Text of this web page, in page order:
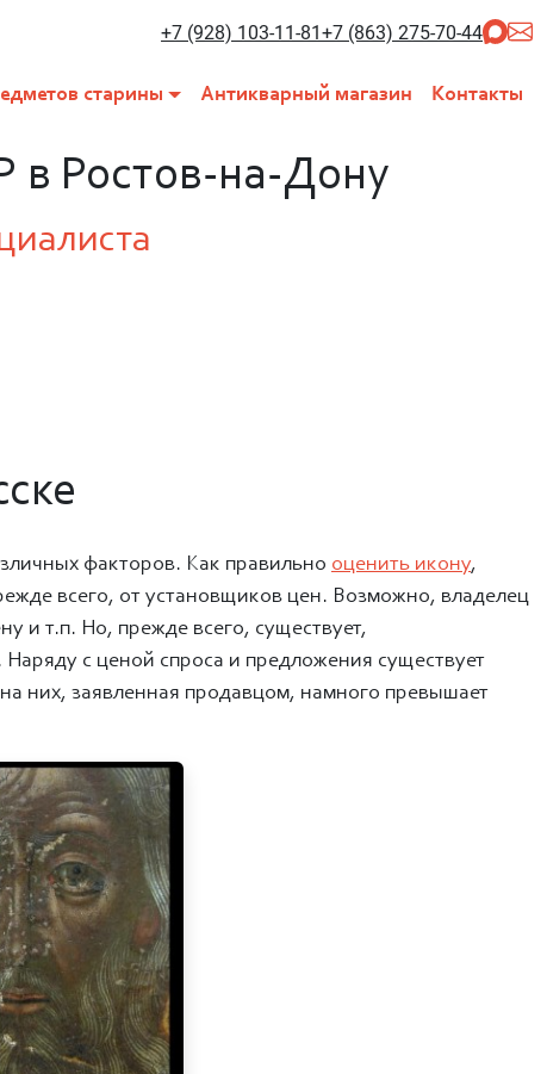
+7 (928) 103-11-81+7 (863) 275-70-44
старины Антикварный магазин Контакты
в Ростов-на-Дону
факторов. Как правильно оценить икону,
всего, от установщиков цен. Возможно, владелец
и т.п. Но, прежде всего, существует,
. Наряду с ценой спроса и предложения существует
них, заявленная продавцом, намного превышает